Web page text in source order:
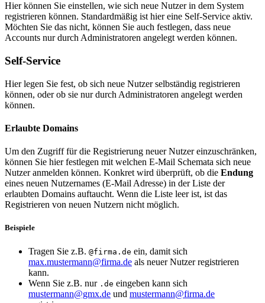
Hier können Sie einstellen, wie sich neue Nutzer in dem System
registrieren können. Standardmäßig ist hier eine Self-Service aktiv.
Möchten Sie das nicht, können Sie auch festlegen, dass neue
Accounts nur durch Administratoren angelegt werden können.
Self-Service
Hier legen Sie fest, ob sich neue Nutzer selbständig registrieren
können, oder ob sie nur durch Administratoren angelegt werden
können.
Erlaubte Domains
Um den Zugriff für die Registrierung neuer Nutzer einzuschränken,
können Sie hier festlegen mit welchen E-Mail Schemata sich neue
Nutzer anmelden können. Konkret wird überprüft, ob die Endung
eines neuen Nutzernames (E-Mail Adresse) in der Liste der
erlaubten Domains auftaucht. Wenn die Liste leer ist, ist das
Registrieren von neuen Nutzern nicht möglich.
Beispiele
Tragen Sie z.B. @firma.de ein, damit sich
max.mustermann@firma.de als neuer Nutzer registrieren
kann.
Wenn Sie z.B. nur .de eingeben kann sich
mustermann@gmx.de und mustermann@firma.de